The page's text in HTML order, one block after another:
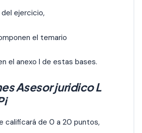
ejercicio,
el temario
el anexo I de estas bases.
Asesor juridico L
calificará de 0 a 20 puntos,